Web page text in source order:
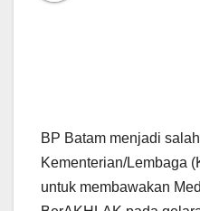
BP Batam menjadi
Kementerian/Lembaga
untuk membawakan